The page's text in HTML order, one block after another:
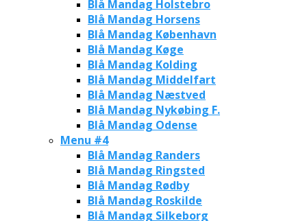
Blå Mandag Holstebro
Blå Mandag Horsens
Blå Mandag København
Blå Mandag Køge
Blå Mandag Kolding
Blå Mandag Middelfart
Blå Mandag Næstved
Blå Mandag Nykøbing F.
Blå Mandag Odense
Menu #4
Blå Mandag Randers
Blå Mandag Ringsted
Blå Mandag Rødby
Blå Mandag Roskilde
Blå Mandag Silkeborg